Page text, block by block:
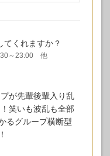
てくれますか？
～23:00 他
が先輩後輩入り乱
笑いも波乱も全部
るグループ横断型